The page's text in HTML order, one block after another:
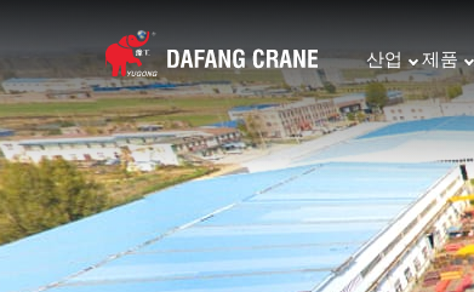
산업 제품